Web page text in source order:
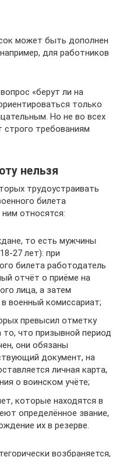
может быть дополнен
для работников
«берут ли на
только
Но не во всех
строго требованиям
нельзя
трудоустраивать
билета
относятся:
то есть мужчины
27 лет): при
билета работодатель
отчёт о приёме на
лица, а затем
военный комиссариат;
превысил отметку
что призывной период
они обязаны
документ, на
личная карта,
о воинском учёте;
которые находятся в
определённое звание,
их в резерве.
возбраняется,